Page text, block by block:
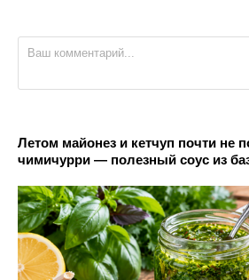
Летом майонез и кетчуп почти не
чимичурри — полезный соус из